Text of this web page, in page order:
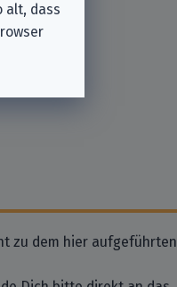
zu dem hier aufgeführten
alt, dass